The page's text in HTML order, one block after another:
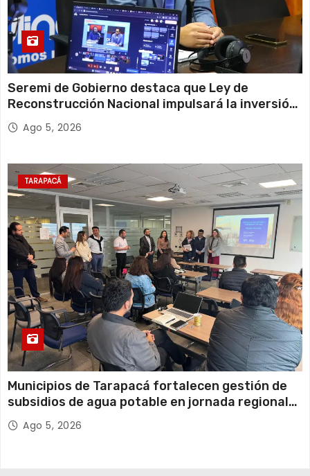
Seremi de Gobierno destaca que Ley de
Reconstrucción Nacional impulsará la inversión
y el empleo en Tarapacá
Ago 5, 2026
TARAPACÁ
Municipios de Tarapacá fortalecen gestión de
subsidios de agua potable en jornada regional
organizada por Aguas del Altiplano y ANDESS
Ago 5, 2026